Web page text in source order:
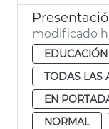
modificado
TODAS LAS
EN
NORMAL